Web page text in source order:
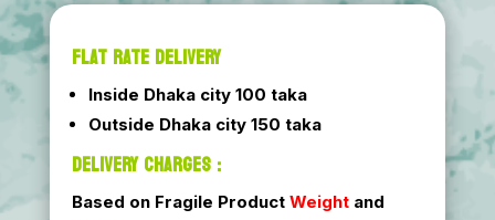
FLAT RATE DELIVERY
Inside Dhaka city 100 taka
Outside Dhaka city 150 taka
DELIVERY CHARGES :
Based on Fragile Product Weightand